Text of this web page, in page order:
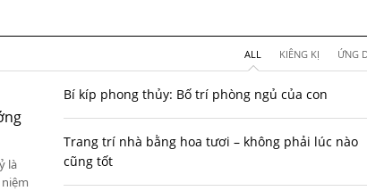
ALL KIÊNG KỊ ỨNG
là
Bí kíp phong thủy: Bố trí phòng ngủ của con
Trang trí nhà bằng hoa tươi – không phải lúc nào
cũng tốt